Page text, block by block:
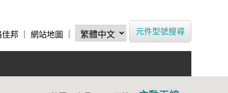
佳邦 網站地圖 元件型號搜尋